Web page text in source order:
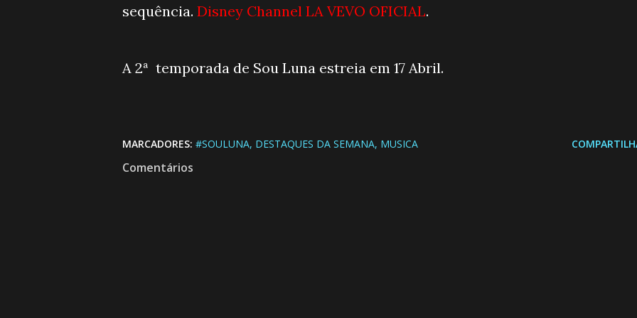
sequência. Disney Channel LA VEVO OFICIAL.
A 2ª temporada de Sou Luna estreia em 17 Abril.
MARCADORES: #SOULUNA DESTAQUES DA SEMANA MUSICA
Comentários